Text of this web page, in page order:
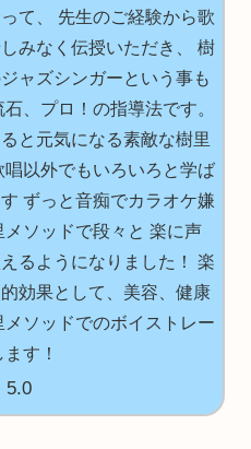
て、 先生のご経験から歌
みなく伝授いただき、 樹
ャズシンガーという事も
、プロ！の指導法です。
と元気になる素敵な樹里
唱以外でもいろいろと学ば
ずっと音痴でカラオケ嫌
メソッドで段々と 楽に声
るようになりました！ 楽
効果として、美容、健康
ソッドでのボイストレー
す！
5.0